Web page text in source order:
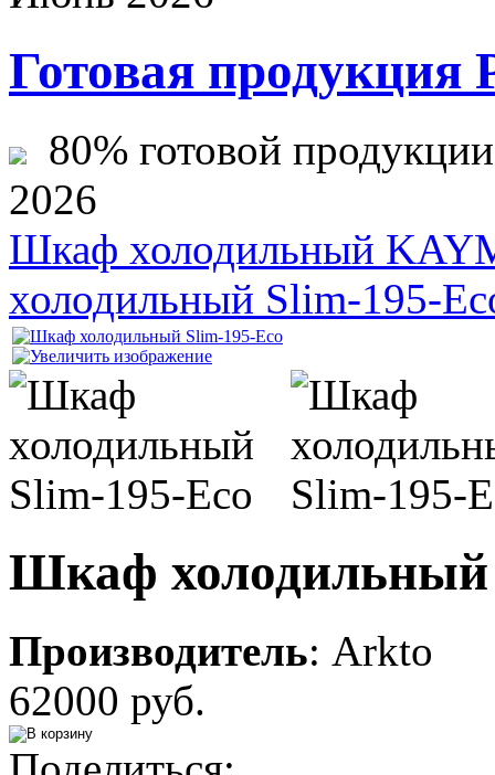
Готовая продукция
80% готовой
2026
Шкаф холодильный
холодильный Slim-195-
Шкаф холодильный
Производитель: Arkto
62000 руб.